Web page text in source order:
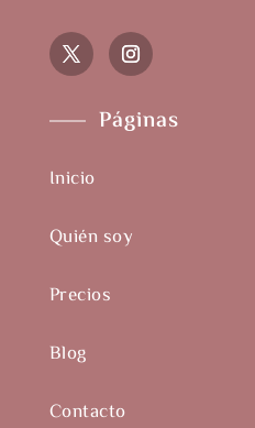
Páginas
Inicio
Quién soy
Precios
Blog
Contacto